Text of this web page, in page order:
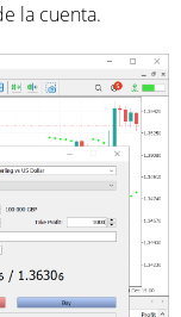
la cuenta.